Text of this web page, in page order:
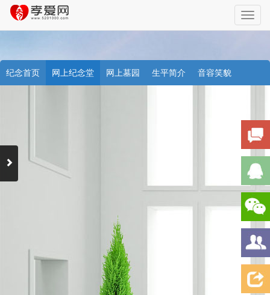
纪念首页 网上纪念堂 网上墓园 生平简介 音容笑貌
天堂商城